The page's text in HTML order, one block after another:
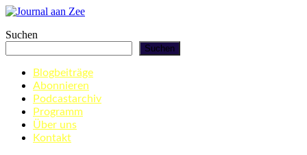
Zum
springen
Journal aan Zee
Suchen
Suchen
Blogbeiträge
Abonnieren
Podcastarchiv
Programm
Über uns
Kontakt